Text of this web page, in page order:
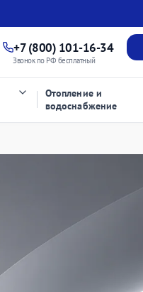
+7 (800) 101-16-34
Звонок по РФ бесплатный
Отопление и
водоснабжение